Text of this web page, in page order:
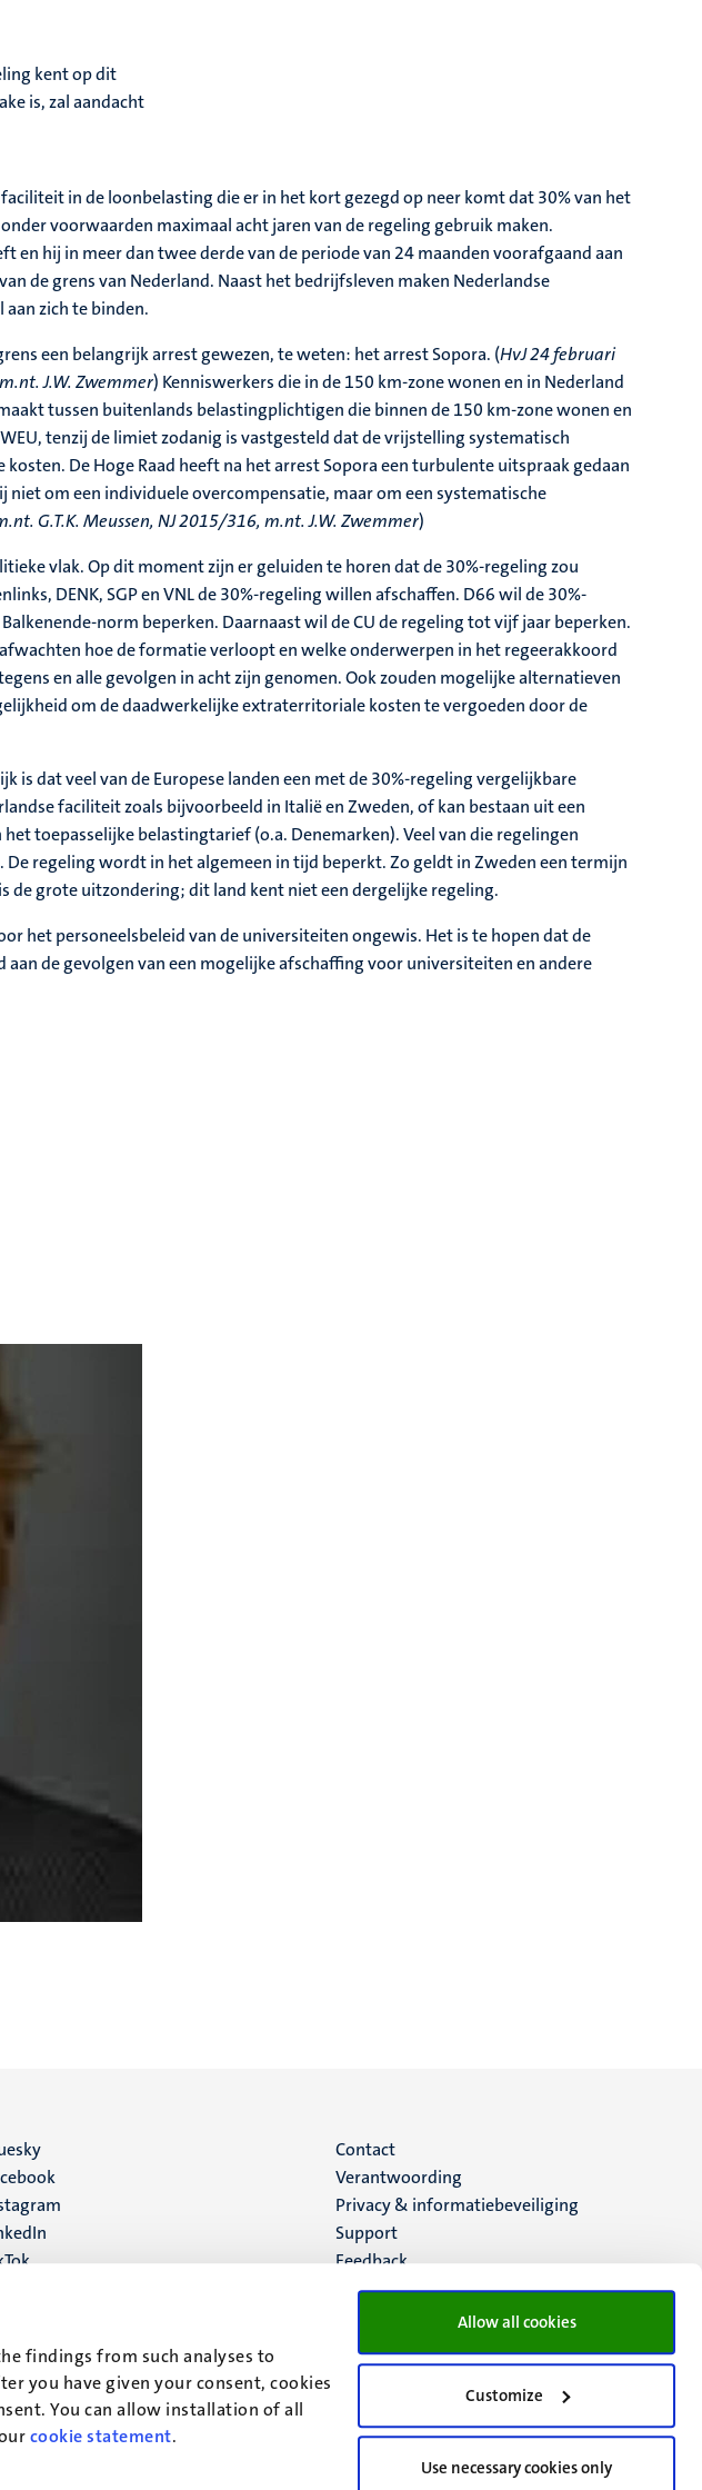
findings from such analyses to
you have given your consent, cookies
You can allow installation of all
cookie statement.
Allow all cookies
Customize
Use necessary cookies only
kent op dit
is, zal aandacht
in de loonbelasting die er in het kort gezegd op neer komt dat 30% van het
voorwaarden maximaal acht jaren van de regeling gebruik maken.
hij in meer dan twee derde van de periode van 24 maanden voorafgaand aan
de grens van Nederland. Naast het bedrijfsleven maken Nederlandse
zich te binden.
een belangrijk arrest gewezen, te weten: het arrest Sopora. (HvJ 24 februari
J.W. Zwemmer) Kenniswerkers die in de 150 km-zone wonen en in Nederland
tussen buitenlands belastingplichtigen die binnen de 150 km-zone wonen en
tenzij de limiet zodanig is vastgesteld dat de vrijstelling systematisch
De Hoge Raad heeft na het arrest Sopora een turbulente uitspraak gedaan
om een individuele overcompensatie, maar om een systematische
G.T.K. Meussen, NJ 2015/316, m.nt. J.W. Zwemmer)
vlak. Op dit moment zijn er geluiden te horen dat de 30%-regeling zou
DENK, SGP en VNL de 30%-regeling willen afschaffen. D66 wil de 30%-
norm beperken. Daarnaast wil de CU de regeling tot vijf jaar beperken.
hoe de formatie verloopt en welke onderwerpen in het regeerakkoord
en alle gevolgen in acht zijn genomen. Ook zouden mogelijke alternatieven
om de daadwerkelijke extraterritoriale kosten te vergoeden door de
dat veel van de Europese landen een met de 30%-regeling vergelijkbare
faciliteit zoals bijvoorbeeld in Italië en Zweden, of kan bestaan uit een
toepasselijke belastingtarief (o.a. Denemarken). Veel van die regelingen
regeling wordt in het algemeen in tijd beperkt. Zo geldt in Zweden een termijn
de grote uitzondering; dit land kent niet een dergelijke regeling.
het personeelsbeleid van de universiteiten ongewis. Het is te hopen dat de
de gevolgen van een mogelijke afschaffing voor universiteiten en andere
Menu
footer
(NL)
Contact
Verantwoording
Privacy & informatiebeveiliging
Support
Feedback